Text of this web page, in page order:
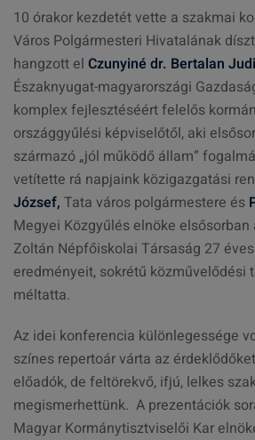
10 órakor kezdetét vette a szakmai
Város Polgármesteri Hivatalának
hangzott el Czunyiné dr. Bertalan
Északnyugat-magyarországi
komplex fejlesztéséért felelős
országgyűlési képviselőtől, aki
származó „jól működő állam”
vetítette rá napjaink közigazgatási
József, Tata város polgármestere és
Megyei Közgyűlés elnöke
Zoltán Népfőiskolai Társaság 27
eredményeit, sokrétű közművelődési
méltatta.
Az idei konferencia különlegessége
színes repertoár várta az
előadók, de feltörekvő, ifjú, lelkes
megismerhettünk. A prezentációk
Magyar Kormánytisztviselői Kar